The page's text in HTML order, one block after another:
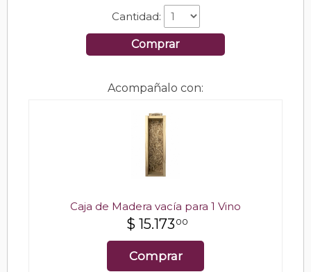
Cantidad:
Comprar
Acompañalo con:
Caja de Madera vacía para 1 Vino
$ 15.173 00
Comprar